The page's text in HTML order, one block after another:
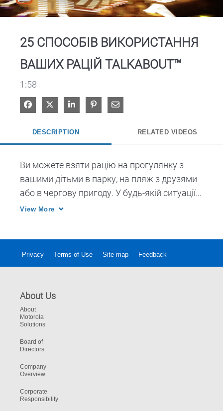
25 СПОСОБІВ ВИКОРИСТАННЯ
ВАШИХ РАЦІЙ TALKABOUT™
1:58
Share on Facebook
Share on XShare on LinkedIn
Pin on Pinterest
Share via Email
DESCRIPTION RELATED VIDEOS
Ви можете взяти рацію на прогулянку з
вашими дітьми в парку, на пляж з друзями
або в чергову пригоду. У будь-якій ситуації
рації TALKABOUT від компанії Motorola
View More
Privacy Terms of Use Site map Feedback
About Us
About
Motorola
Solutions
Board of
Directors
Company
Overview
Corporate
Responsibility